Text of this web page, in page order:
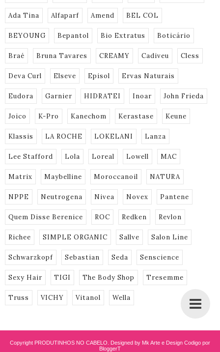
Ada Tina Alfaparf Amend BEL COL
BEYOUNG Bepantol Bio Extratus Boticário
Braé Bruna Tavares CREAMY Cadiveu Cless
Deva Curl Elseve Episol Ervas Naturais
Eudora Garnier HIDRATEI Inoar John Frieda
Joico K-Pro Kanechom Kerastase Keune
Klassis LA ROCHE LOKELANI Lanza
Lee Stafford Lola Loreal Lowell MAC
Matrix Maybelline Moroccanoil NATURA
NPPE Neutrogena Nivea Novex Pantene
Quem Disse Berenice ROC Redken Revlon
Richee SIMPLE ORGANIC Sallve Salon Line
Schwarzkopf Sebastian Seda Senscience
Sexy Hair TIGI The Body Shop Tresemme
Truss VICHY Vitanol Wella
Copyright PRODUTINHOS NO CABELO . Designed by Mk Arte e Design Codigo por
BloggerT